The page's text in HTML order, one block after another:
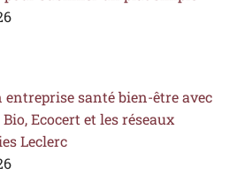
entreprise santé bien-être avec
Ecocert et les réseaux
Leclerc